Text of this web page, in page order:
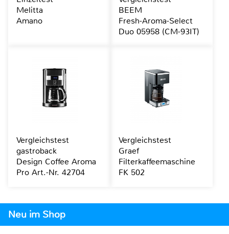
Neu im Shop
Melitta
Amano
BEEM
Fresh-Aroma-Select
Duo 05958 (CM-93IT)
Vergleichstest
gastroback
Design Coffee Aroma
Pro Art.-Nr. 42704
Vergleichstest
Graef
Filterkaffeemaschine
FK 502